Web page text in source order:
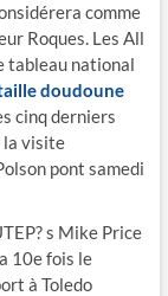
comme
Roques. Les All
tableau national
doudoune
cinq derniers
la visite
pont samedi
s Mike Price
10e fois le
à Toledo